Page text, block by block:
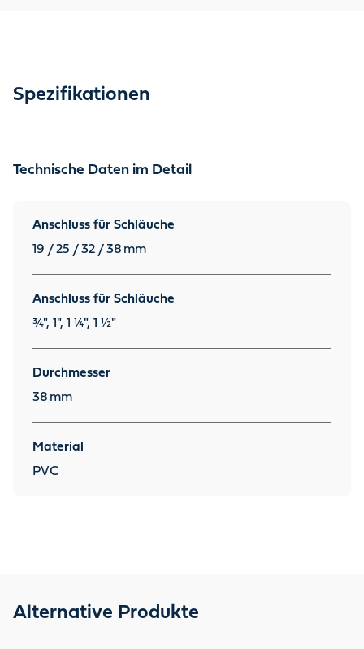
Spezifikationen
Technische Daten im Detail
Anschluss für Schläuche
19 / 25 / 32 / 38 mm
Anschluss für Schläuche
¾", 1", 1 ¼", 1 ½"
Durchmesser
38 mm
Material
PVC
Alternative Produkte